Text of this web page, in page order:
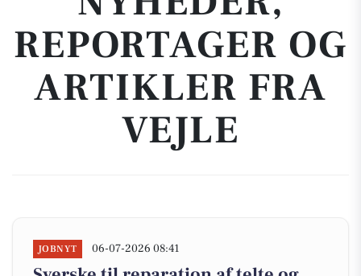
REPORTAGER OG
ARTIKLER FRA
VEJLE
JOBNYT 06-07-2026 08:41